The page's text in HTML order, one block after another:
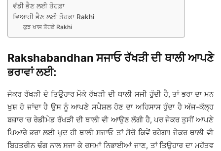
ਵੱਡੀ ਭੈਣ ਲਈ ਤੋਹਫ਼ਾ
ਵਿਆਹੀ ਭੈਣ ਲਈ ਤੋਹਫ਼ਾ Rakhi
ਕੁਝ ਖਾਸ ਤੋਹਫ਼ੇ Rakhi
Rakshabandhan ਸਜਾਓ ਰੱਖੜੀ ਦੀ ਥਾਲੀ ਆਪਣੇ
ਭਰਾਵਾਂ ਲਈ:
ਜੇਕਰ ਰੱਖੜੀ ਦੇ ਤਿਉਹਾਰ ਮੌਕੇ ਰੱਖੜੀ ਦੀ ਥਾਲੀ ਸਜੀ ਹੁੰਦੀ ਹੈ, ਤਾਂ ਭਰਾ ਦਾ ਮਨ
ਖੁਸ਼ ਹੋ ਜਾਂਦਾ ਹੈ ਉਸ ਨੂੰ ਆਪਣੇ ਸਪੈਸ਼ਲ ਹੋਣ ਦਾ ਅਹਿਸਾਸ ਹੁੰਦਾ ਹੈ ਅੱਜ-ਕੱਲ੍ਹ
ਬਜ਼ਾਰ ’ਚ ਰੇਡੀਮੇਡ ਰੱਖੜੀ ਦੀ ਥਾਲੀ ਵੀ ਆਉਣ ਲੱਗੀ ਹੈ, ਪਰ ਜੇਕਰ ਤੁਸੀਂ ਆਪਣੇ
ਪਿਆਰੇ ਭਰਾ ਲਈ ਖੁਦ ਹੀ ਥਾਲੀ ਸਜਾਓ ਤਾਂ ਸੋਚੋ ਕਿਵੇਂ ਰਹੇਗਾ! ਜੇਕਰ ਥਾਲੀ ਵੀ
ਬਿਹਤਰੀਨ ਢੰਗ ਨਾਲ ਸਜਾ ਕੇ ਰਸਮਾਂ ਨਿਭਾਈਆਂ ਜਾਣ, ਤਾਂ ਤਿਉਹਾਰ ਦਾ ਮਹੱਤਵ